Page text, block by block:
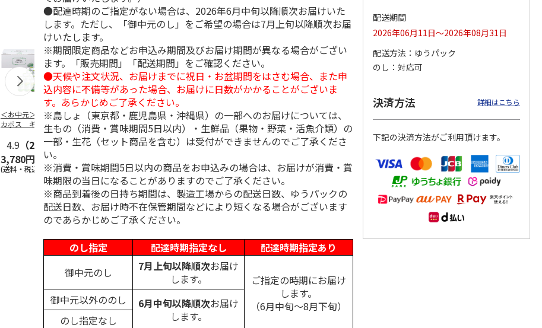
＜お中元＞つぶらな
カボス ギフト
4.9 （28）
3,780円
(送料・税込)
つぶらなパイン
4.9 （29）
(送料・税込)
＜お中元＞夏のゴク
ゴク４種セット
4.7（19）
(送料・税込)
ももうめＡ
4.7（14）
(送料・税込)
ＷＥＢ定期便つぶら
なバラエティコース
4.6 （11）
(送料・税込)
4.4（14）
3,460円
(送料・税込)
２箱
5.0 （7）
7,250円
(送料・税込)
●配達時期のご指定がない場合は、2026年6月中旬以降順次お届けいた
します。ただし、「御中元のし」をご希望の場合は7月上旬以降順次お届
けいたします。
※期間限定商品などお申込み期間及びお届け期間が異なる場合がござい
ます。「販売期間」「配送期間」をご確認ください。
●天候や注文状況、お届けまでに祝日・お盆期間をはさむ場合、また申
込内容に不備等があった場合、お届けに日数がかかることがございま
す。あらかじめご了承ください。
※島しょ（東京都・鹿児島県・沖縄県）の一部へのお届けについては、
生もの（消費・賞味期間5日以内）・生鮮品（果物・野菜・活魚介類）の
一部・生花（セット商品を含む）は受付ができませんのでご了承くださ
い。
※消費・賞味期間5日以内の商品をお申込みの場合は、お届けが消費・賞
味期限の当日になることがありますのでご了承ください。
※商品到着後の日持ち期間は、製造工場からの配送日数、ゆうパックの
配送日数、お届け時不在保管期間などにより短くなる場合がございます
のであらかじめご了承ください。
のし指定
配達時期指定なし
配達時期指定あり
御中元のし
7月上旬以降順次お届け
します。
ご指定の時期にお届け
します。
（6月中旬～8月下旬）
御中元以外ののし 6月中旬以降順次お届け
します。
のし指定なし
配送期間
2026年06月11日～2026年08月31日
配送方法
ゆうパック
のし
対応可
決済方法 詳細はこちら
下記の決済方法がご利用頂けます。